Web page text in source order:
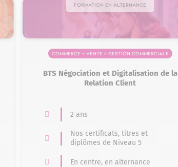
Formation en alternance
Commerce – Vente > Gestion commerciale
BTS Négociation et Digitalisation de la
Relation Client
2 ans
Nos certificats, titres et
diplômes de Niveau 5
En centre, en alternance